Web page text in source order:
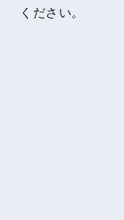
ください。